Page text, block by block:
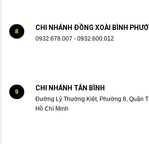
8 CHI NHÁNH ĐỒNG XOÀI BÌNH
0932.678.007 - 0932.600.012
9 CHI NHÁNH TÂN BÌNH
Đường Lý Thường Kiệt, Phường 8, Quận
Hồ Chí Minh